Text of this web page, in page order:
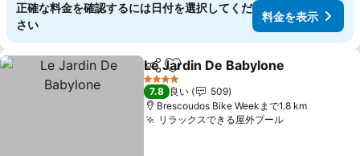
正確な料金を確認するには日付を選択してくだ
さい
料金を表示
シェアお気に入りに追加
Le Jardin De Babylone
4 ホテルのランク
7.8 良い
509
Brescoudos Bike Weekまで1.8 km
リラックスできる屋外プール